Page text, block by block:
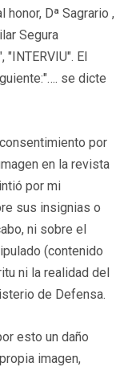
Dª Sagrario ,
Segura
"INTERVIU". El
"…. se dicte
por
en la revista
por mi
sus insignias o
ni sobre el
(contenido
ni la realidad del
de Defensa.
esto un daño
imagen,